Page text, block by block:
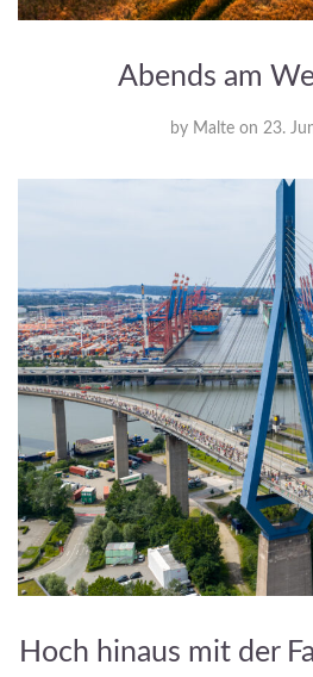
Abends am
by Malte on 23.
Hoch hinaus mit der